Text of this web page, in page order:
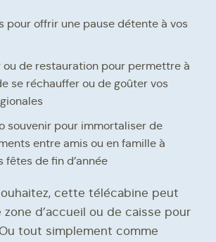
pour offrir une pause détente à vos
ou de restauration pour permettre à
se réchauffer ou de goûter vos
souvenir pour immortaliser de
entre amis ou en famille à
fêtes de fin d’année
cette télécabine peut
zone d’accueil ou de caisse pour
tout simplement comme